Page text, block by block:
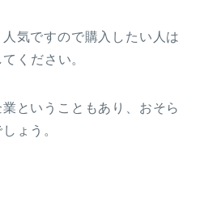
気ですので購入したい人は
ください。
ということもあり、おそら
ょう。